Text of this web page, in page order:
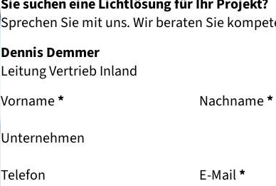
Sie suchen eine Lichtlösung für Ihr Projekt?
Sprechen Sie mit uns. Wir beraten Sie
Dennis Demmer
Leitung Vertrieb Inland
Vorname* Nachname*
Unternehmen
Telefon
E-Mail*